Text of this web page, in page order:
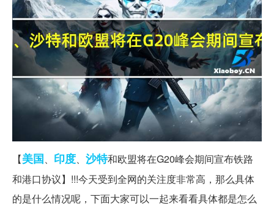
【美国、 印度、 沙特和欧盟将在G20峰会期间宣布铁路
和港口协议】!!!今天受到全网的关注度非常高，那么具体
的是什么情况呢，下面大家可以一起来看看具体都是怎么